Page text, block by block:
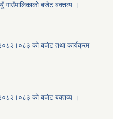
गाउँपालिकाकाे बजेट बक्तव्य ।
२०८२।०८३ को बजेट तथा कार्यक्रम
२०८२।०८३ को बजेट बक्तव्य ।